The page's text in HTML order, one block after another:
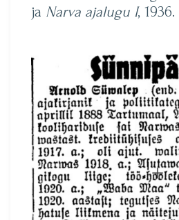
ja Narva ajalugu I, 1936.